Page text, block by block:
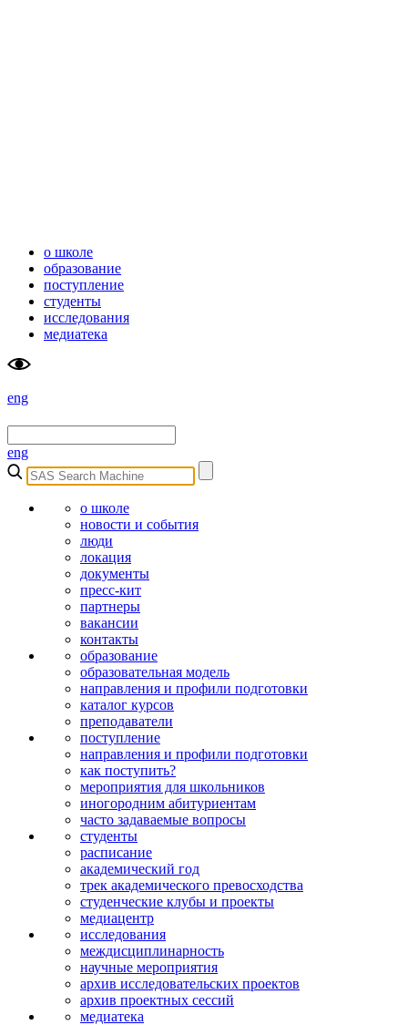
о школе
образование
поступление
студенты
исследования
медиатека
eng
eng
о школе
новости и события
люди
локация
документы
пресс-кит
партнеры
вакансии
контакты
образование
образовательная модель
направления и профили подготовки
каталог курсов
преподаватели
поступление
направления и профили подготовки
как поступить?
мероприятия для школьников
иногородним абитуриентам
часто задаваемые вопросы
студенты
расписание
академический год
трек академического превосходства
студенческие клубы и проекты
медиацентр
исследования
междисципли­нарность
научные мероприятия
архив исследова­тельских проектов
архив проектных сессий
медиатека